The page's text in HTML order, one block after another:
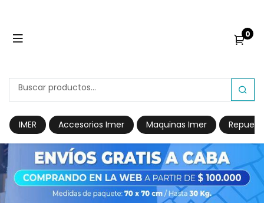
0
IMER Accesorios Imer Maquinas Imer